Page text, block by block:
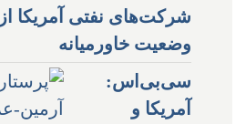
شرکت‌های نفتی آمریکا از
وضعیت خاورمیانه
سی‌بی‌اس:
آمریکا و